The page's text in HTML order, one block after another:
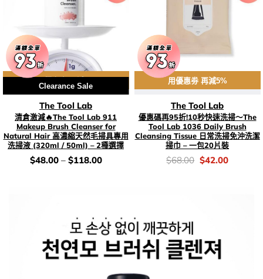
用優惠劵 再減5%
Clearance Sale
The Tool Lab
清倉激減🔥The Tool Lab 911
Makeup Brush Cleanser for
Natural Hair 高濃縮天然毛掃具專用
洗掃液 (320ml / 50ml) – 2種選擇
價
錢：
$48.00– $118.00
用優惠劵 再減5%
The Tool Lab
優惠碼再95折!10秒快速洗掃～The
Tool Lab 1036 Daily Brush
Cleansing Tissue 日常洗掃免沖洗潔
掃巾 – 一包20片裝
價
錢：
$68.00 Original
price
$42.00Current